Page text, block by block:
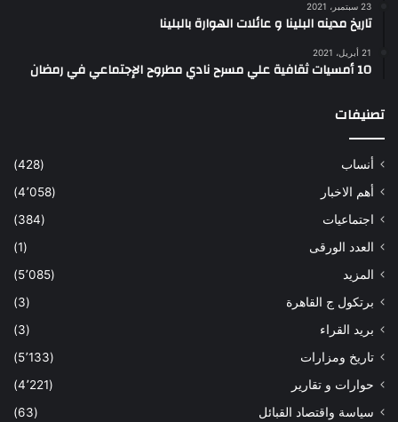
23 سبتمبر، 2021
تاريخ مدينه البلينا و عائلات الهوارة بالبلينا
21 أبريل، 2021
10 أمسيات ثقافية علي مسرح نادي مطروح الإجتماعي في رمضان
تصنيفات
أنساب
(428)
أهم الاخبار
(4٬058)
اجتماعيات
(384)
العدد الورقى
(1)
المزيد
(5٬085)
برتكول ج القاهرة
(3)
بريد القراء
(3)
تاريخ ومزارات
(5٬133)
حوارات و تقارير
(4٬221)
سياسة واقتصاد القبائل
(63)